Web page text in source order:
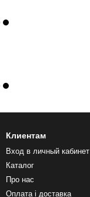
Клиентам
Вход в личный кабинет
Каталог
Про нас
Оплата і доставка